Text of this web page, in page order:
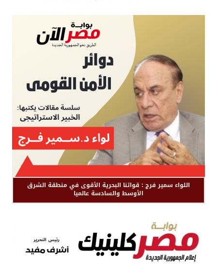
اللواء سمير فرج : قواتنا البحرية الأقوى في منطقة الشرق
الأوسط والسادسة عالميا